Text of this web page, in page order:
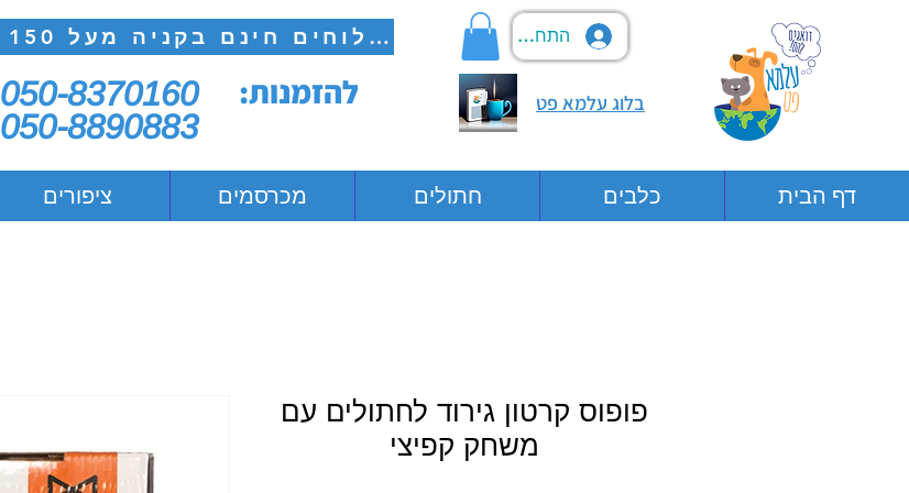
משלוחים חינם בקניה מעל 150 ש"ח
050-8370160
050-8890883
להזמנות:
התחבר
בלוג עלמא פט
ציפורים מכרסמים חתולים כלבים דף הבית
פופוס קרטון גירוד לחתולים עם
משחק קפיצי